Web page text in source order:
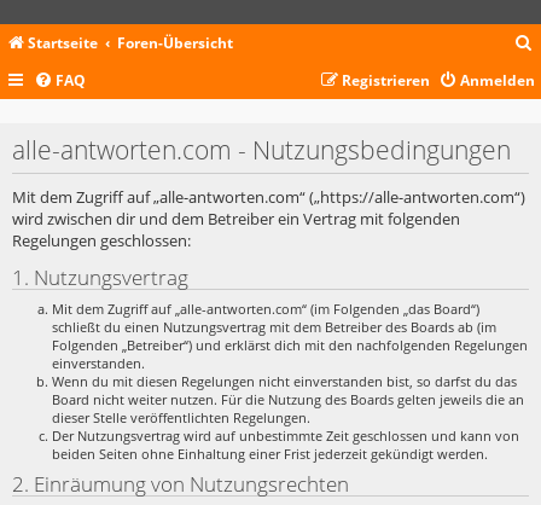
Startseite Foren-Übersicht
c
FAQ Anmelden
Registrieren
alle-antworten.com - Nutzungsbedingungen
Mit dem Zugriff auf „alle-antworten.com“ („https://alle-antworten.com“)
wird zwischen dir und dem Betreiber ein Vertrag mit folgenden
Regelungen geschlossen:
1. Nutzungsvertrag
Mit dem Zugriff auf „alle-antworten.com“ (im Folgenden „das Board“)
schließt du einen Nutzungsvertrag mit dem Betreiber des Boards ab (im
Folgenden „Betreiber“) und erklärst dich mit den nachfolgenden Regelungen
einverstanden.
Wenn du mit diesen Regelungen nicht einverstanden bist, so darfst du das
Board nicht weiter nutzen. Für die Nutzung des Boards gelten jeweils die an
dieser Stelle veröffentlichten Regelungen.
Der Nutzungsvertrag wird auf unbestimmte Zeit geschlossen und kann von
beiden Seiten ohne Einhaltung einer Frist jederzeit gekündigt werden.
2. Einräumung von Nutzungsrechten